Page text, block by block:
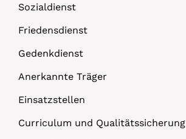
Sozialdienst
Friedensdienst
Gedenkdienst
Anerkannte Träger
Einsatzstellen
Curriculum und Qualitätssicherung